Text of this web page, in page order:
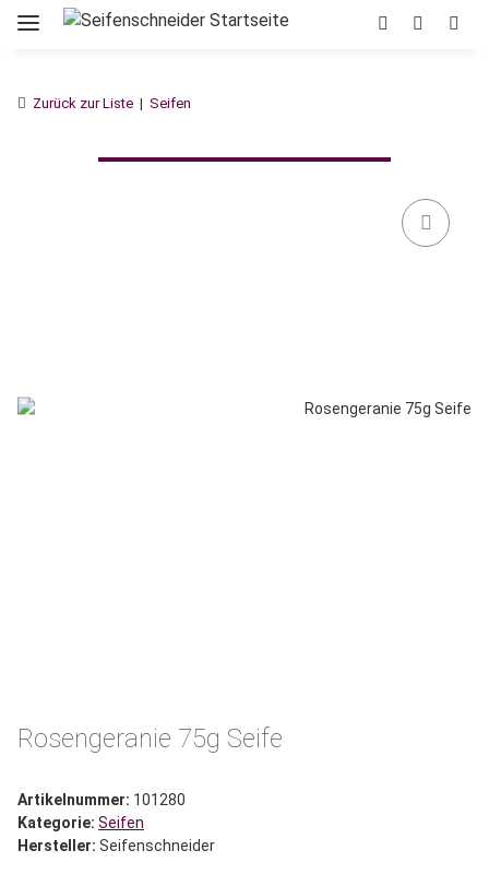
Zurück zur Liste Seifen
Rosengeranie 75g Seife
Artikelnummer: 101280
Kategorie: Seifen
Hersteller: Seifenschneider